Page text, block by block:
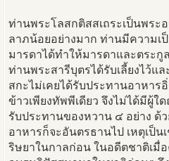
ท่านพระโลสกติสสเถระเป็นพร
ลาภน้อยอย่างมาก ท่านมีความเ
มารดาได้ทำให้มารดาและตระ
ท่านพระสารีบุตรได้รับเลี้ยงไว้
สกะไม่เคยได้รับประทานอาหาร
ข้าวเพียงทัพพีเดียว จึงไม่ได้มีผู้
รับประทานของหวาน ๔ อย่าง
อาหารก็จะอันตรธานไป เหตุเป็
ริษยาในกาลก่อน ในอดีตชาติเมื่